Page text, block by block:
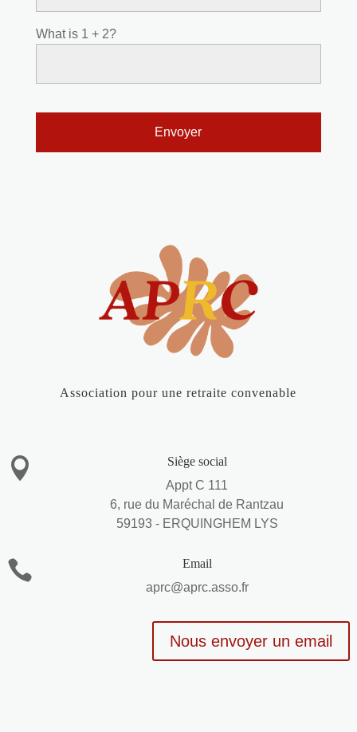
What is 1 + 2?
Association pour une retraite convenable

Siège social
Appt C 111
6, rue du Maréchal de Rantzau
59193 - ERQUINGHEM LYS

Email
aprc@aprc.asso.fr
Nous envoyer un email